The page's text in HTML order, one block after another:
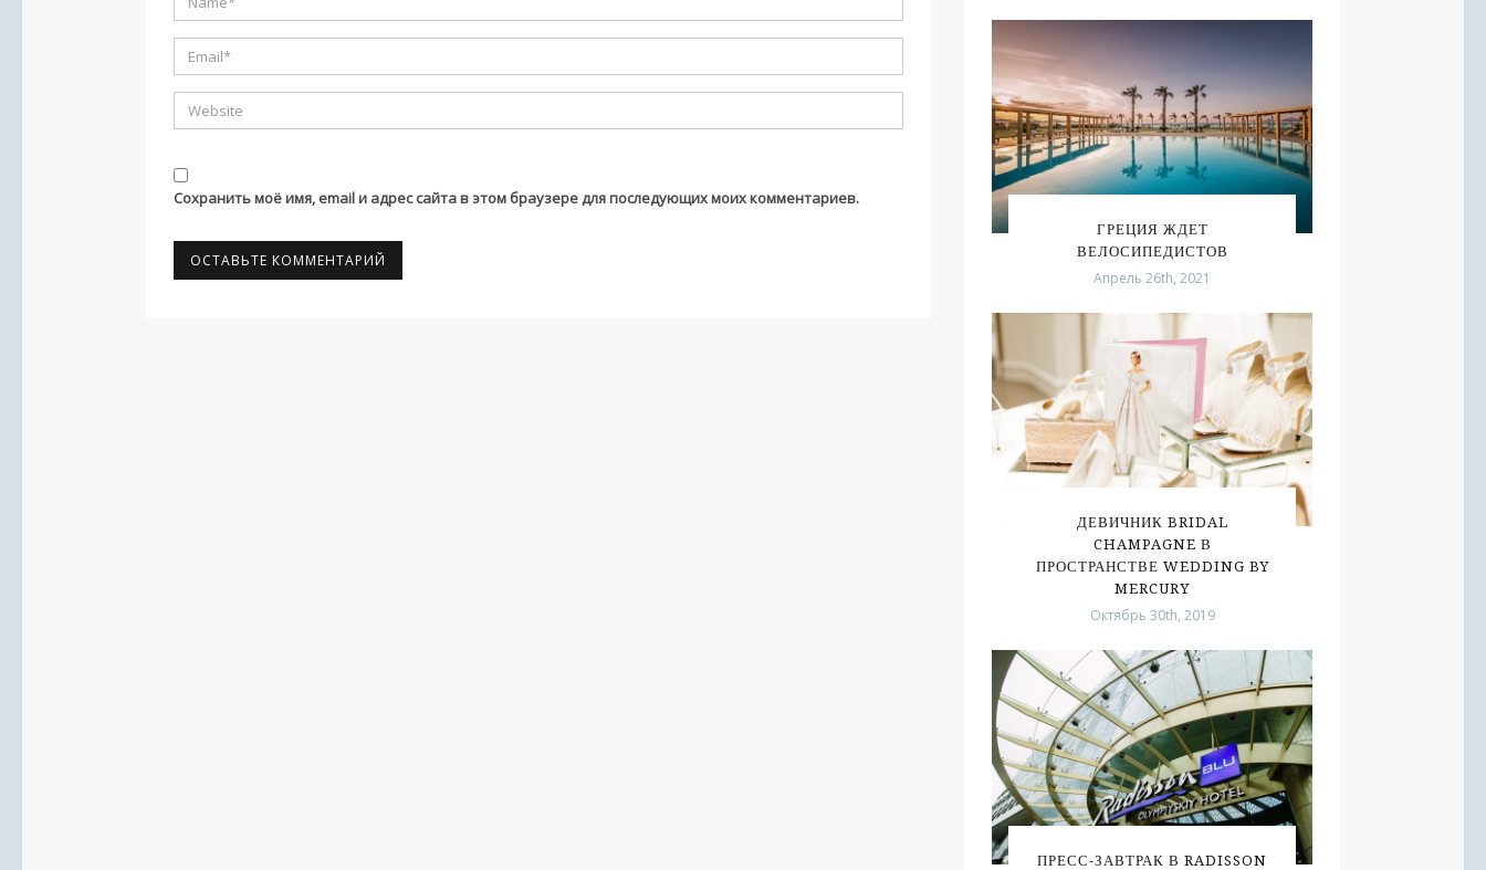
Сохранить моё имя, email и адрес сайта в этом браузере для последующих моих комментариев.
ГРЕЦИЯ ЖДЕТ
ВЕЛОСИПЕДИСТОВ
Апрель 26th, 2021
ДЕВИЧНИК BRIDAL
CHAMPAGNE В
ПРОСТРАНСТВЕ WEDDING BY
MERCURY
Октябрь 30th, 2019
ПРЕСС-ЗАВТРАК В RADISSON